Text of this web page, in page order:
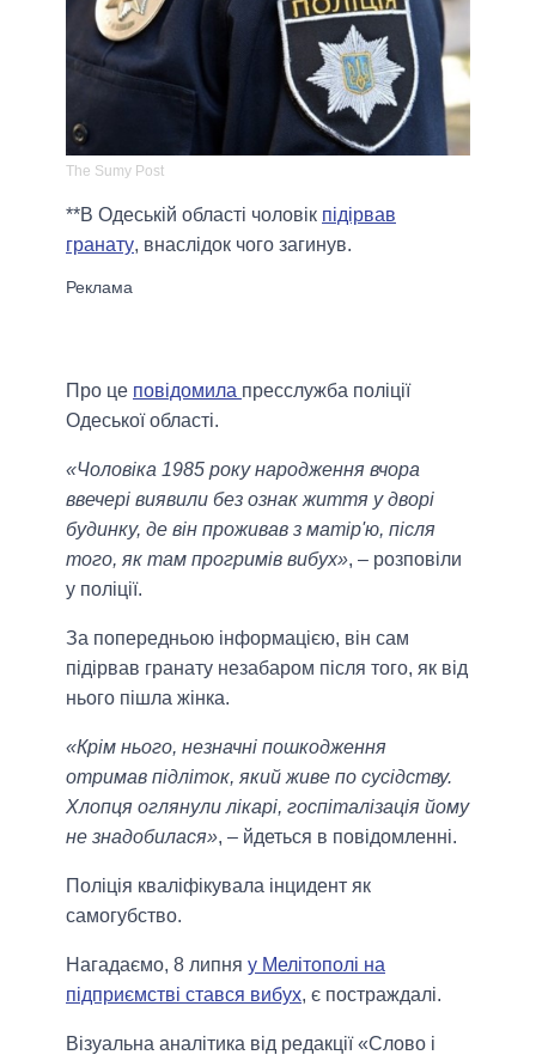
The Sumy Post
**В Одеській області чоловік підірвав
гранату, внаслідок чого загинув.
Про це повідомила пресслужба поліції
Одеської області.
«Чоловіка 1985 року народження вчора
ввечері виявили без ознак життя у дворі
будинку, де він проживав з матір'ю, після
того, як там прогримів вибух», – розповіли
у поліції.
За попередньою інформацією, він сам
підірвав гранату незабаром після того, як від
нього пішла жінка.
«Крім нього, незначні пошкодження
отримав підліток, який живе по сусідству.
Хлопця оглянули лікарі, госпіталізація йому
не знадобилася», – йдеться в повідомленні.
Поліція кваліфікувала інцидент як
самогубство.
Нагадаємо, 8 липня у Мелітополі на
підприємстві стався вибух, є постраждалі.
Візуальна аналітика від редакції «Слово і